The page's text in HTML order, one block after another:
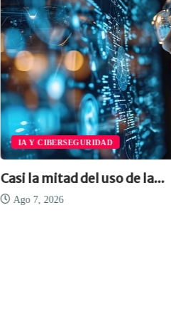
IA Y CIBERSEGURIDAD
Casi la mitad del uso de la...
Ago 7, 2026